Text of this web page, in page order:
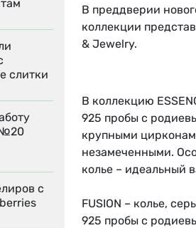
слитки
№20
с
В преддверии
коллекции
& Jewelry.
В коллекцию
925 пробы с
крупными
незамеченными.
колье – идеальный
FUSION – колье,
925 пробы с